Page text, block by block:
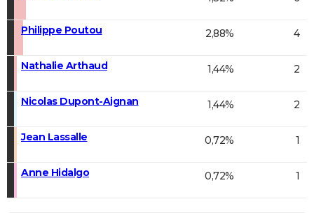
Philippe Poutou 2,88% 4
Nathalie Arthaud 1,44% 2
Nicolas Dupont-Aignan 1,44% 2
Jean Lassalle 0,72% 1
Anne Hidalgo 0,72% 1